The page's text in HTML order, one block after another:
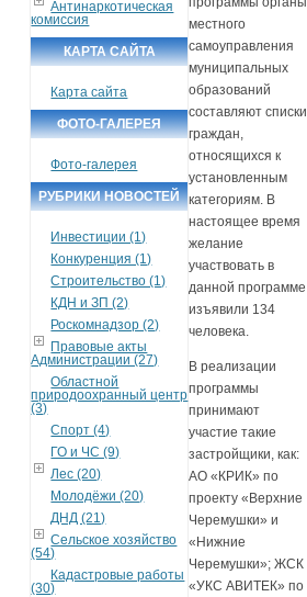
Антинаркотическая
комиссия
КАРТА САЙТА
Карта сайта
ФОТО-ГАЛЕРЕЯ
Фото-галерея
РУБРИКИ НОВОСТЕЙ
Инвестиции (1)
Конкуренция (1)
Строительство (1)
КДН и ЗП (2)
Роскомнадзор (2)
Правовые акты
Администрации (27)
Областной
природоохранный центр
(3)
Спорт (4)
ГО и ЧС (9)
Лес (20)
Молодёжи (20)
ДНД (21)
Сельское хозяйство
(54)
Кадастровые работы
(30)
местного
самоуправления
муниципальных
образований
составляют списки
граждан,
относящихся к
установленным
категориям. В
настоящее время
желание
участвовать в
данной программе
изъявили 134
человека.
В реализации
программы
принимают
участие такие
застройщики, как:
АО «КРИК» по
проекту «Верхние
Черемушки» и
«Нижние
Черемушки»; ЖСК
«УКС АВИТЕК» по